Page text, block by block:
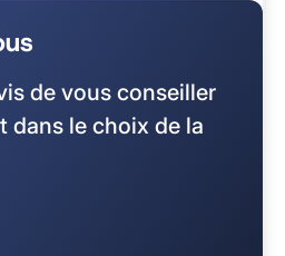
de vous conseiller
dans le choix de la